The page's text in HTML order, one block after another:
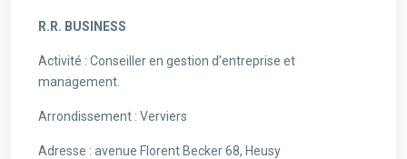
R.R. BUSINESS
Activité : Conseiller en gestion d’entreprise et
management.
Arrondissement : Verviers
Adresse : avenue Florent Becker 68, Heusy